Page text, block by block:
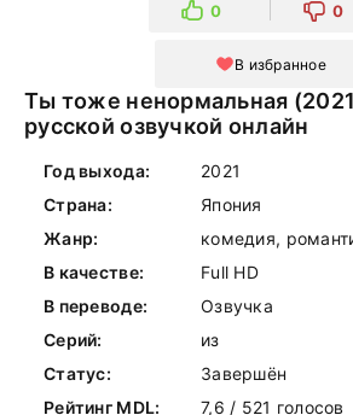
0 0
В избранное
Ты тоже ненормальная
русской озвучкой онлайн
Год выхода:
2021
Страна:
Япония
Жанр:
комедия,
В качестве:
Full HD
В переводе:
Озвучка
Серий:
из
Статус:
Завершён
Рейтинг MDL:
7,6 / 521 голосов